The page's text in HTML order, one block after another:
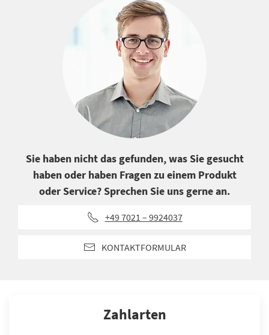
Sie haben nicht das gefunden, was Sie gesucht
haben oder haben Fragen zu einem Produkt
oder Service? Sprechen Sie uns gerne an.
+49 7021 – 9924037
KONTAKTFORMULAR
Zahlarten